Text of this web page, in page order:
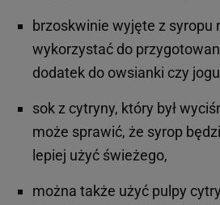
brzoskwinie wyjęte z syropu
wykorzystać do
dodatek do owsianki czy
sok z cytryny, który był
może sprawić, że syrop
lepiej użyć świeżego,
można także użyć pulpy